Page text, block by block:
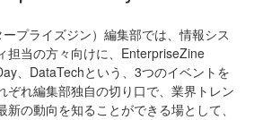
プライズジン）編集部では、情報シス
担当の方々向けに、EnterpriseZine
、DataTechという、3つのイベントを
ぞれ編集部独自の切り口で、業界トレン
新の動向を知ることができる場として、